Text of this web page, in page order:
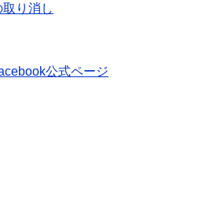
取り消し
公式ページ